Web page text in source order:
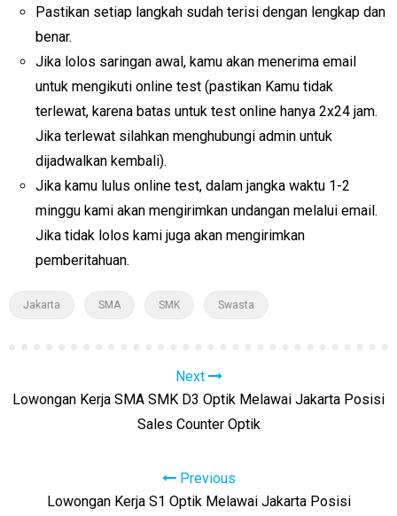
Pastikan setiap langkah sudah terisi dengan lengkap dan
benar.
Jika lolos saringan awal, kamu akan menerima email
untuk mengikuti online test (pastikan Kamu tidak
terlewat, karena batas untuk test online hanya 2x24 jam.
Jika terlewat silahkan menghubungi admin untuk
dijadwalkan kembali).
Jika kamu lulus online test, dalam jangka waktu 1-2
minggu kami akan mengirimkan undangan melalui email.
Jika tidak lolos kami juga akan mengirimkan
pemberitahuan.
Jakarta SMA SMK Swasta
Next
Lowongan Kerja SMA SMK D3 Optik Melawai Jakarta Posisi
Sales Counter Optik
Previous
Lowongan Kerja S1 Optik Melawai Jakarta Posisi